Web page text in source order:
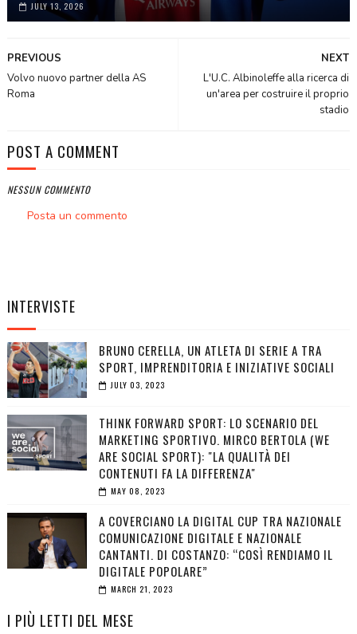
JULY 13, 2026
NEXT
L'U.C. Albinoleffe alla ricerca di
un'area per costruire il proprio
stadio
PREVIOUS
Volvo nuovo partner della AS
Roma
POST A COMMENT
NESSUN COMMENTO
Posta un commento
INTERVISTE
BRUNO CERELLA, UN ATLETA DI SERIE A TRA
SPORT, IMPRENDITORIA E INIZIATIVE SOCIALI
JULY 03, 2023
THINK FORWARD SPORT: LO SCENARIO DEL
MARKETING SPORTIVO. MIRCO BERTOLA (WE
ARE SOCIAL SPORT): "LA QUALITÀ DEI
CONTENUTI FA LA DIFFERENZA"
MAY 08, 2023
A COVERCIANO LA DIGITAL CUP TRA NAZIONALE
COMUNICAZIONE DIGITALE E NAZIONALE
CANTANTI. DI COSTANZO: “COSÌ RENDIAMO IL
DIGITALE POPOLARE”
MARCH 21, 2023
I PIÙ LETTI DEL MESE